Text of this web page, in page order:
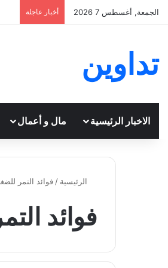
الجمعة, أغسطس 7 2026 أخبار عاجلة
تداوين
الاخبار الرئيسية مال و أعمال
الرئيسية / فوائد التمر
فوائد